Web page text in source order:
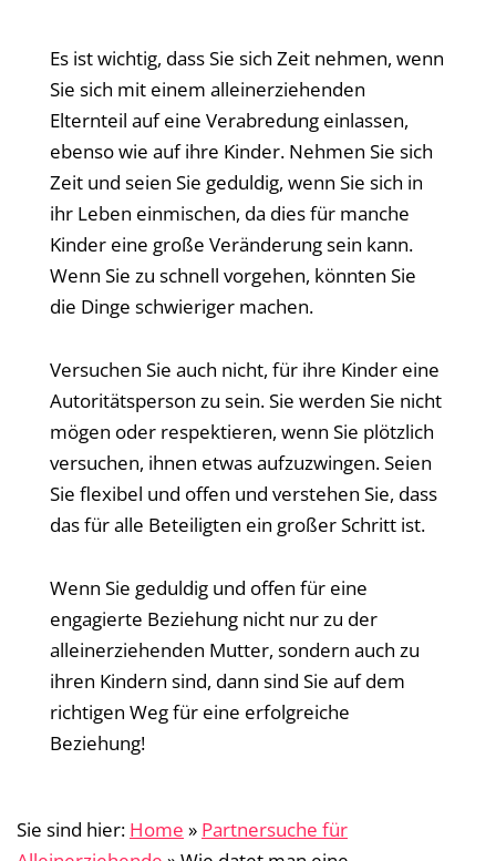
Es ist wichtig, dass Sie sich Zeit nehmen, wenn
Sie sich mit einem alleinerziehenden
Elternteil auf eine Verabredung einlassen,
ebenso wie auf ihre Kinder. Nehmen Sie sich
Zeit und seien Sie geduldig, wenn Sie sich in
ihr Leben einmischen, da dies für manche
Kinder eine große Veränderung sein kann.
Wenn Sie zu schnell vorgehen, könnten Sie
die Dinge schwieriger machen.
Versuchen Sie auch nicht, für ihre Kinder eine
Autoritätsperson zu sein. Sie werden Sie nicht
mögen oder respektieren, wenn Sie plötzlich
versuchen, ihnen etwas aufzuzwingen. Seien
Sie flexibel und offen und verstehen Sie, dass
das für alle Beteiligten ein großer Schritt ist.
Wenn Sie geduldig und offen für eine
engagierte Beziehung nicht nur zu der
alleinerziehenden Mutter, sondern auch zu
ihren Kindern sind, dann sind Sie auf dem
richtigen Weg für eine erfolgreiche
Beziehung!
Sie sind hier: Home » Partnersuche für